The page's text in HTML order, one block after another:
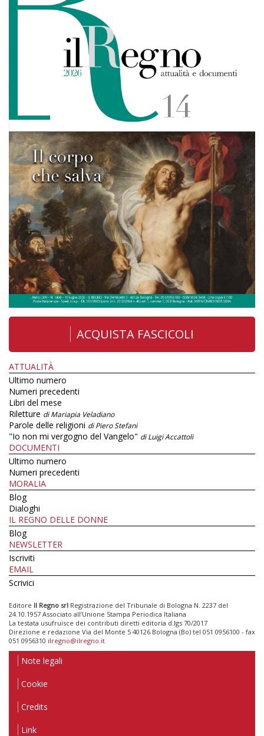
ACQUISTA FASCICOLI
ATTUALITÀ
Ultimo numero
Numeri precedenti
Libri del mese
Riletture di Mariapia Veladiano
Parole delle religioni di Piero Stefani
"Io non mi vergogno del Vangelo" di Luigi Accattoli
DOCUMENTI
Ultimo numero
Numeri precedenti
MORALIA
Blog
Dialoghi
IL REGNO DELLE DONNE
Blog
NEWSLETTER
Iscriviti
EMAIL
Scrivici
Editore Il Regno srl Registrazione del Tribunale di Bologna N. 2237 del
24.10.1957 Associato all’Unione Stampa Periodica Italiana
La testata usufruisce dei contributi diretti editoria d.lgs 70/2017
Direzione e redazione Via del Monte 5 40126 Bologna (Bo) tel 051 0956100 - fax
051 0956310 ilregno@ilregno.it
Note legali
Cookie
Credits
Link